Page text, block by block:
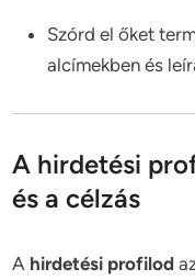
Szórd el őket
alcímekben és
A hirdetési
és a célzás
A hirdetési profilod